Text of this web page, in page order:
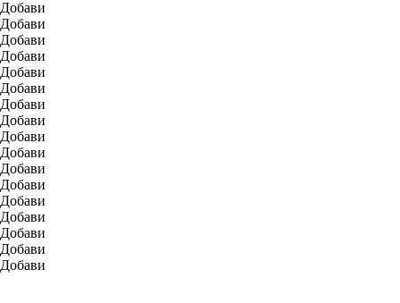
Добави
Добави
Добави
Добави
Добави
Добави
Добави
Добави
Добави
Добави
Добави
Добави
Добави
Добави
Добави
Добави
Добави